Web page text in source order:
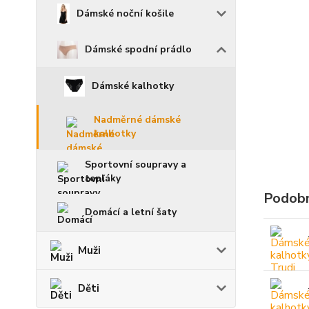
Dámské noční košile
Dámské spodní prádlo
Dámské kalhotky
Nadměrné dámské
kalhotky
Sportovní soupravy a
tepláky
Domácí a letní šaty
Muži
Děti